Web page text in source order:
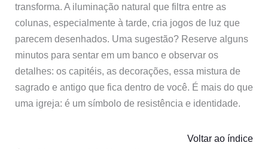
transforma. A iluminação natural que filtra entre as
colunas, especialmente à tarde, cria jogos de luz que
parecem desenhados. Uma sugestão? Reserve alguns
minutos para sentar em um banco e observar os
detalhes: os capitéis, as decorações, essa mistura de
sagrado e antigo que fica dentro de você. É mais do que
uma igreja: é um símbolo de resistência e identidade.
Voltar ao índice